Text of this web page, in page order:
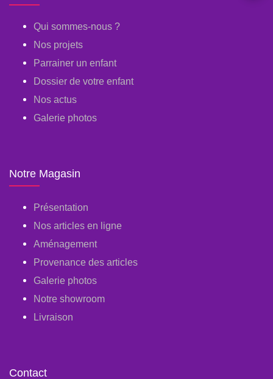
Qui sommes-nous ?
Nos projets
Parrainer un enfant
Dossier de votre enfant
Nos actus
Galerie photos
Notre Magasin
Présentation
Nos articles en ligne
Aménagement
Provenance des articles
Galerie photos
Notre showroom
Livraison
Contact